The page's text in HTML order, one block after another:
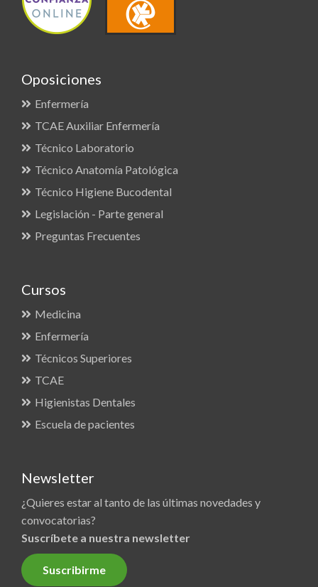
Oposiciones
Enfermería
TCAE Auxiliar Enfermería
Técnico Laboratorio
Técnico Anatomía Patológica
Técnico Higiene Bucodental
Legislación - Parte general
Preguntas Frecuentes
Cursos
Medicina
Enfermería
Técnicos Superiores
TCAE
Higienistas Dentales
Escuela de pacientes
Newsletter
¿Quieres estar al tanto de las últimas novedades y
convocatorias?
Suscríbete a nuestra newsletter
Suscribirme